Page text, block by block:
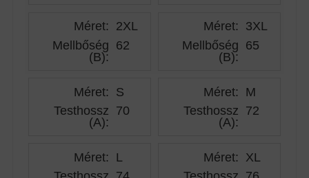
Méret: 2XL
Mellbőség
(B):
62
Méret: 3XL
Mellbőség
(B):
65
Méret: S
Testhossz
(A):
70
Méret: M
Testhossz
(A):
72
Méret: L
Méret: XL